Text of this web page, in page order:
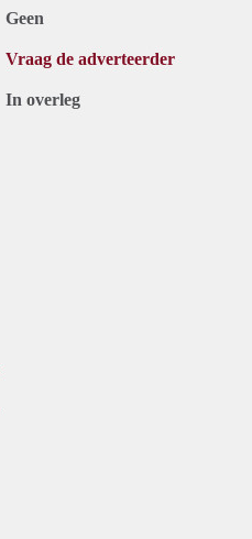
Geen
Vraag de adverteerder
In overleg